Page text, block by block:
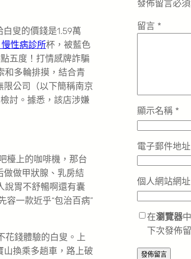
叟的價錢是1.59萬
性病診所杯，被藍色
五度！打情感牌詐騙
和多輪排摸，結合青
公司（以下簡稱南京
討。據悉，該店涉嫌
檯上的咖啡機，那台
做甲狀腺、乳房結
說胃不舒暢啊還有囊
容一款近乎“包治百病”
花錢體驗的白叟。上
換乘多趟車，路上破
發佈留言必
留言 *
顯示名稱 *
電子郵件地址
個人網站網址
在瀏覽器
下次發佈